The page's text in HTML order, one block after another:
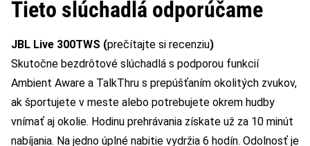
Tieto slúchadlá odporúčame
JBL Live 300TWS (prečítajte si recenziu)
Skutočne bezdrôtové slúchadlá s podporou funkcií
Ambient Aware a TalkThru s prepúšťaním okolitých zvukov,
ak športujete v meste alebo potrebujete okrem hudby
vnímať aj okolie. Hodinu prehrávania získate už za 10 minút
nabíjania. Na jedno úplné nabitie vydržia 6 hodín. Odolnosť je